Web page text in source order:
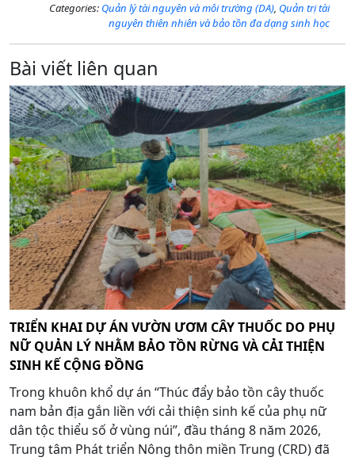
Categories: Quản lý tài nguyên và môi trường (DA), Quản trị tài
nguyên thiên nhiên và bảo tồn đa dạng sinh học
Bài viết liên quan
TRIỂN KHAI DỰ ÁN VƯỜN ƯƠM CÂY THUỐC DO PHỤ
NỮ QUẢN LÝ NHẰM BẢO TỒN RỪNG VÀ CẢI THIỆN
SINH KẾ CỘNG ĐỒNG
Trong khuôn khổ dự án “Thúc đẩy bảo tồn cây thuốc
nam bản địa gắn liền với cải thiện sinh kế của phụ nữ
dân tộc thiểu số ở vùng núi”, đầu tháng 8 năm 2026,
Trung tâm Phát triển Nông thôn miền Trung (CRD) đã